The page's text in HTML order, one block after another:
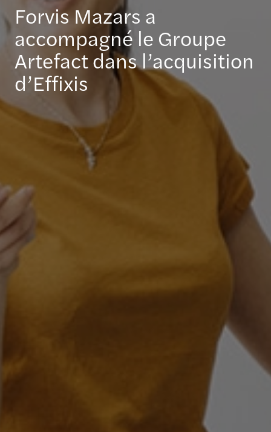
Forvis Mazars a
accompagné le Groupe
Artefact dans l’acquisition
d’Effixis